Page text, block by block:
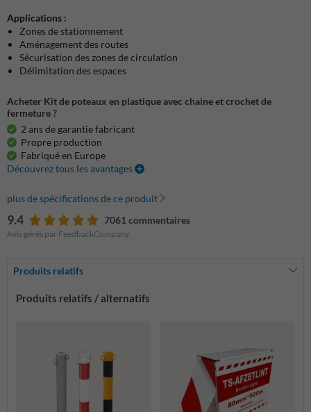
Applications :
Zones de stationnement
Aménagement des routes
Sécurisation des zones de circulation
Délimitation des espaces
Acheter Kit de poteaux en plastique avec chaine et crochet de
fermeture ?
2 ans de garantie fabricant
Propre production
Fabriqué en Europe
Découvrez tous les avantages
plus de spécifications de ce produit
9.4 7061 commentaires
Avis gérés par FeedbackCompany
Produits relatifs
Produits relatifs / alternatifs